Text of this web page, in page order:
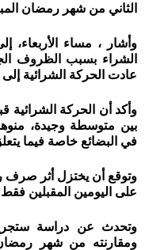
الثاني من شهر رمضان
وأشار ، مساء الأربعاء،
الشراء بسبب الظروف
عادت الحركة الشرائية
وأكد أن الحركة الشرائية
بين متوسطة وجيدة،
في البضائع خاصة فيما
وتوقع أن يختزل أثر صرف
على اليومين المقبلين
وتحدث عن دراسة
ومقارنته من شهر